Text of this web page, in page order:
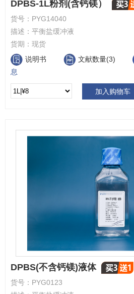
DPBS-1L粉剂(含钙镁）
货号： PYG14040
描述： 平衡盐缓冲液
货期： 现货
说明书
文献数量(3)
息
加入购物车
DPBS(不含钙镁)液体
货号： PYG0123